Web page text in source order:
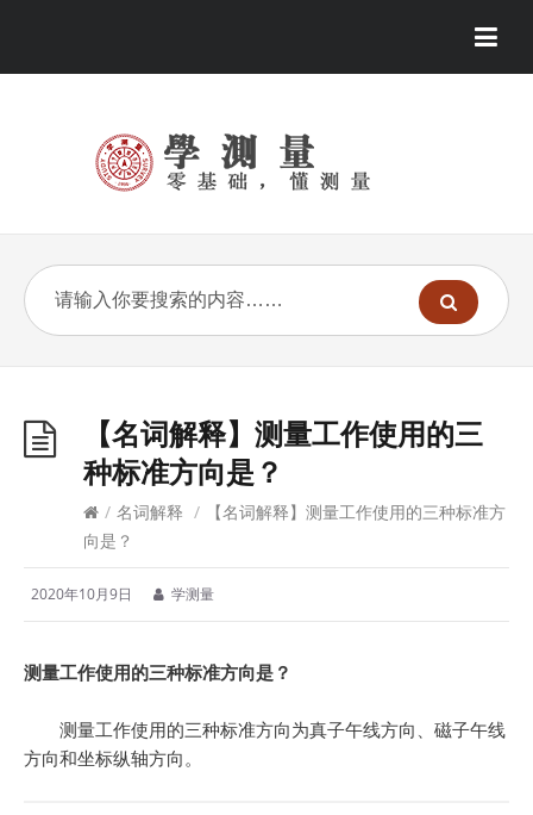
【名词解释】测量工作使用的三
种标准方向是？
/ 名词解释 /
【名词解释】测量工作使用的三种标准方
向是？
2020年10月9日 学测量
测量工作使用的三种标准方向是？
测量工作使用的三种标准方向为真子午线方向、磁子午线
方向和坐标纵轴方向。